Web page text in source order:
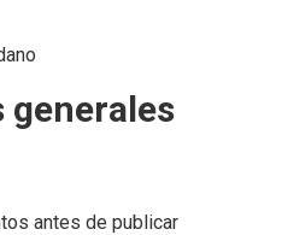
generales
antes de publicar